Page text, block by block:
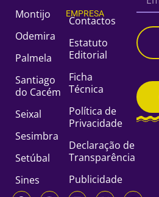
Montijo
Odemira
Palmela
Santiago
do Cacém
Seixal
Sesimbra
Setúbal
Sines
EMPRESA
Contactos
Estatuto
Editorial
Ficha
Técnica
Política de
Privacidade
Declaração de
Transparência
Publicidade